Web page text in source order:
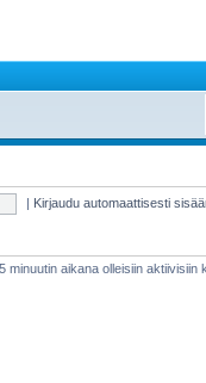
| Kirjaudu automaattisesti
aikana olleisiin aktiivisiin